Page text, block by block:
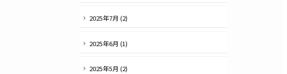
2025年7月 (2)
2025年6月 (1)
2025年5月 (2)